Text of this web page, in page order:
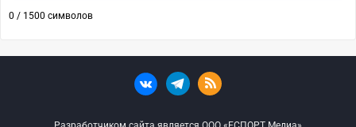
0 / 1500 символов